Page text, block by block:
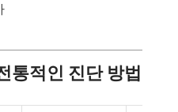
통적인 진단 방법